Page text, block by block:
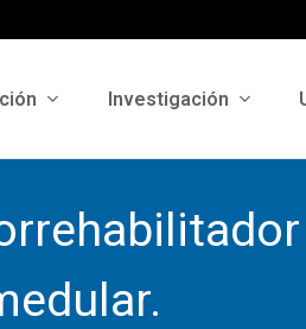
Investigación